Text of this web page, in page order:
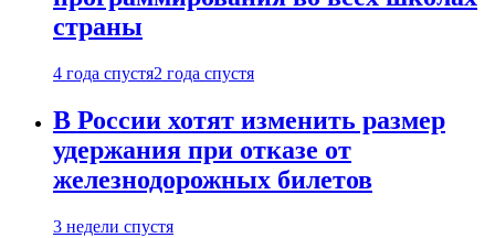
страны
4 года спустя2 года спустя
В России хотят изменить размер
удержания при отказе от
железнодорожных билетов
3 недели спустя